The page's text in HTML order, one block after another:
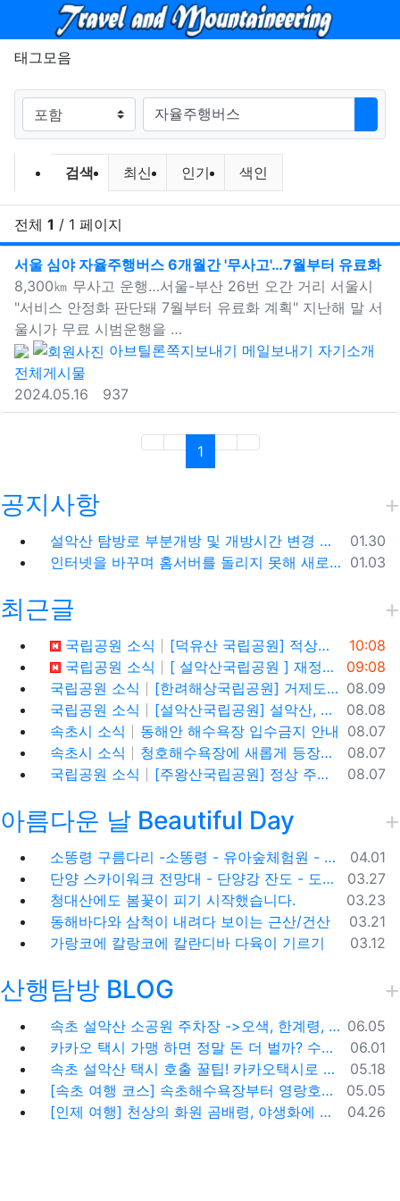
메뉴
태그모음
태그
검색 최신 인기 색인
전체 1 / 1 페이지
서울 심야 자율주행버스 6개월간 '무사고'…7월부터 유료화
새창으로 보기
8,300㎞ 무사고 운행…서울-부산 26번 오간 거리 서울시
"서비스 안정화 판단돼 7월부터 유료화 계획" 지난해 말 서
울시가 무료 시범운행을 …
등록자
아브틸론쪽지보내기 메일보내기 자기소개
전체게시물
등록일
2024.05.16 조회
937
1(current)
공지사항
등록일
01.30
설악산 탐방로 부분개방 및 개방시간 변경 안내(1.26.(금), 04:00 기준)
등록일
01.03
인터넷을 바꾸며 홈서버를 돌리지 못해 새로 시작합니다.
최근글
등록일
10:08
국립공원 소식
[덕유산 국립공원] 적상산 전망대 안국사 천일폭포 적상산 사고 구경
등록일
09:08
국립공원 소식
[ 설악산국립공원 ] 재정비 후 확 달라진 모습으로 돌아온 설악산 터줏대감,설악동야영장 (8월)
등록일
08.09
국립공원 소식
[한려해상국립공원] 거제도 신선대, 바람의 언덕(사유지), 우제봉 전망대, 거제도 여행코스
등록일
08.08
국립공원 소식
[설악산국립공원] 설악산, 싱그러운 대청봉과 내설악의 비경을 찾아서
등록일
08.07
속초시 소식
동해안 해수욕장 입수금지 안내
등록일
08.07
속초시 소식
청호해수욕장에 새롭게 등장한 아름다운 조형물! ✨
등록일
08.07
국립공원 소식 [주왕산국립공원] 정상 주봉 코스와 용추협곡 트래킹
아름다운 날 Beautiful Day
등록일
04.01
소똥령 구름다리 -소똥령 - 유아숲체험원 - 장신유원지 / 캠핑장
등록일
03.27
단양 스카이워크 전망대 - 단양강 잔도 - 도담삼봉 / 석문 - 영월 청령포 입장료 주차료
등록일
03.23
청대산에도 봄꽃이 피기 시작했습니다.
등록일
03.21
동해바다와 삼척이 내려다 보이는 근산/건산
등록일
03.12
가랑코에 칼랑코에 칼란디바 다육이 기르기
산행탐방 BLOG
등록일
06.05
속초 설악산 소공원 주차장 ->오색, 한계령, 남교리, 백담사 용대리 택시 예약 방법
등록일
06.01
카카오 택시 가맹 하면 정말 돈 더 벌까? 수수료 대비 수익 분석과 비가맹의 영리한 선택
등록일
05.18
속초 설악산 택시 호출 꿀팁! 카카오택시로 빠르고 편하게 이용하는 방법
등록일
05.05
[속초 여행 코스] 속초해수욕장부터 영랑호까지, 꼭 가봐야 할 BEST 5
등록일
04.26
[인제 여행] 천상의 화원 곰배령, 야생화에 물들다 (예약 및 코스 팁)